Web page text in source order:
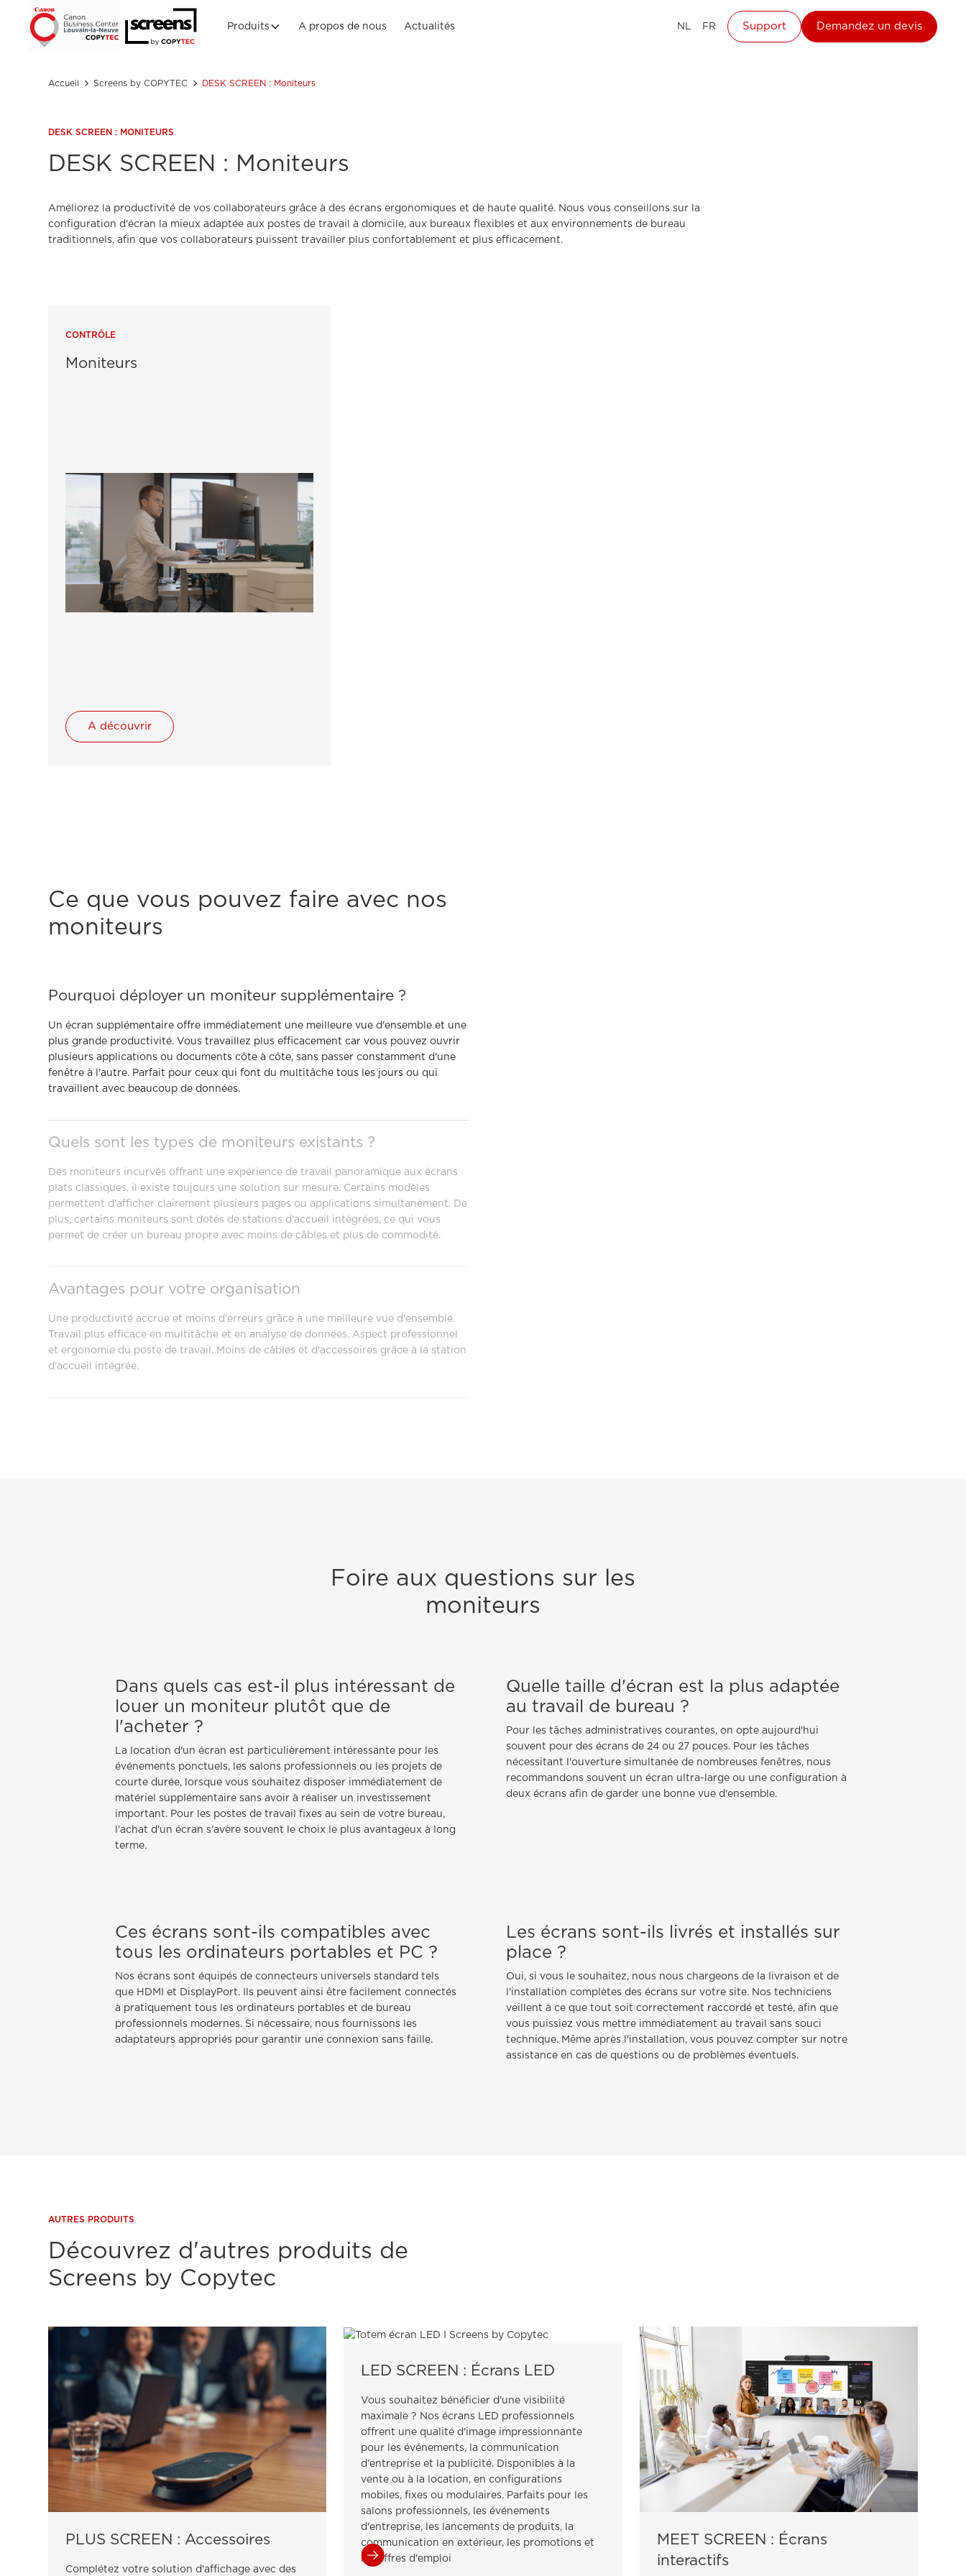
Produits A propos de nous Actualités NL FR Support Demandez un devis
Accueil Screens by COPYTEC DESK SCREEN : Moniteurs
DESK SCREEN : MONITEURS
DESK SCREEN : Moniteurs
Améliorez la productivité de vos collaborateurs grâce à des écrans ergonomiques et de haute qualité. Nous vous conseillons sur la
configuration d'écran la mieux adaptée aux postes de travail à domicile, aux bureaux flexibles et aux environnements de bureau
traditionnels, afin que vos collaborateurs puissent travailler plus confortablement et plus efficacement.
CONTRÔLE
Moniteurs
A découvrir
Ce que vous pouvez faire avec nos
moniteurs
Pourquoi déployer un moniteur supplémentaire ?
Un écran supplémentaire offre immédiatement une meilleure vue d'ensemble et une
plus grande productivité. Vous travaillez plus efficacement car vous pouvez ouvrir
plusieurs applications ou documents côte à côte, sans passer constamment d'une
fenêtre à l'autre. Parfait pour ceux qui font du multitâche tous les jours ou qui
travaillent avec beaucoup de données.
Quels sont les types de moniteurs existants ?
Des moniteurs incurvés offrant une expérience de travail panoramique aux écrans
plats classiques, il existe toujours une solution sur mesure. Certains modèles
permettent d'afficher clairement plusieurs pages ou applications simultanément. De
plus, certains moniteurs sont dotés de stations d'accueil intégrées, ce qui vous
permet de créer un bureau propre avec moins de câbles et plus de commodité.
Avantages pour votre organisation
Une productivité accrue et moins d'erreurs grâce à une meilleure vue d'ensemble.
Travail plus efficace en multitâche et en analyse de données. Aspect professionnel
et ergonomie du poste de travail. Moins de câbles et d'accessoires grâce à la station
d'accueil intégrée.
Foire aux questions sur les
moniteurs
Dans quels cas est-il plus intéressant de
louer un moniteur plutôt que de
l'acheter ?
La location d'un écran est particulièrement intéressante pour les
événements ponctuels, les salons professionnels ou les projets de
courte durée, lorsque vous souhaitez disposer immédiatement de
matériel supplémentaire sans avoir à réaliser un investissement
important. Pour les postes de travail fixes au sein de votre bureau,
l'achat d'un écran s'avère souvent le choix le plus avantageux à long
terme.
Quelle taille d'écran est la plus adaptée
au travail de bureau ?
Pour les tâches administratives courantes, on opte aujourd'hui
souvent pour des écrans de 24 ou 27 pouces. Pour les tâches
nécessitant l'ouverture simultanée de nombreuses fenêtres, nous
recommandons souvent un écran ultra-large ou une configuration à
deux écrans afin de garder une bonne vue d'ensemble.
Ces écrans sont-ils compatibles avec
tous les ordinateurs portables et PC ?
Nos écrans sont équipés de connecteurs universels standard tels
que HDMI et DisplayPort. Ils peuvent ainsi être facilement connectés
à pratiquement tous les ordinateurs portables et de bureau
professionnels modernes. Si nécessaire, nous fournissons les
adaptateurs appropriés pour garantir une connexion sans faille.
Les écrans sont-ils livrés et installés sur
place ?
Oui, si vous le souhaitez, nous nous chargeons de la livraison et de
l'installation complètes des écrans sur votre site. Nos techniciens
veillent à ce que tout soit correctement raccordé et testé, afin que
vous puissiez vous mettre immédiatement au travail sans souci
technique. Même après l'installation, vous pouvez compter sur notre
assistance en cas de questions ou de problèmes éventuels.
AUTRES PRODUITS
Découvrez d'autres produits de
Screens by Copytec
PLUS SCREEN : Accessoires
Complétez votre solution d'affichage avec des
LED SCREEN : Écrans LED
Vous souhaitez bénéficier d'une visibilité
maximale ? Nos écrans LED professionnels
offrent une qualité d'image impressionnante
pour les événements, la communication
d'entreprise et la publicité. Disponibles à la
vente ou à la location, en configurations
mobiles, fixes ou modulaires. Parfaits pour les
salons professionnels, les événements
d'entreprise, les lancements de produits, la
communication en extérieur, les promotions et
les offres d'emploi
MEET SCREEN : Écrans
interactifs